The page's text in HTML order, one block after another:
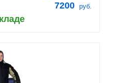
7200 руб.
В КОРЗИНУ